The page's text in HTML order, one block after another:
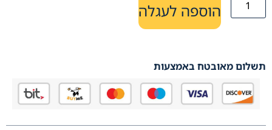
הוספה לעגלה
תשלום מאובטח באמצעות